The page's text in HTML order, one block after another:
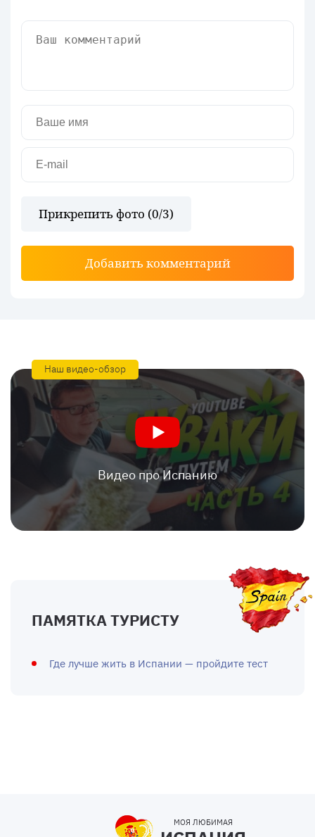
Прикрепить фото (0/3)
Добавить комментарий
Наш видео-обзор
Видео про Испанию
ПАМЯТКА ТУРИСТУ
Где лучше жить в Испании — пройдите тест
МОЯ ЛЮБИМАЯ